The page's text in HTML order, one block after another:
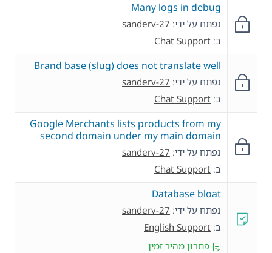
Many logs in debug
נפתח על ידי: sanderv-27
ב: Chat Support
Brand base (slug) does not translate well
נפתח על ידי: sanderv-27
ב: Chat Support
Google Merchants lists products from my
second domain under my main domain
נפתח על ידי: sanderv-27
ב: Chat Support
Database bloat
נפתח על ידי: sanderv-27
ב: English Support
פתרון מהיר זמין